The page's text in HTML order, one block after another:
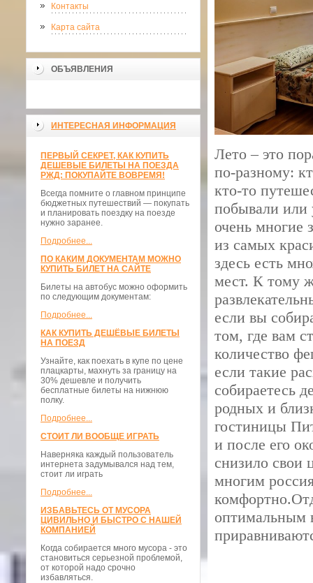
Контакты
Карта сайта
ОБЪЯВЛЕНИЯ
ИНТЕРЕСНАЯ ИНФОРМАЦИЯ
ПЕРВЫЙ СЕКРЕТ, КАК КУПИТЬ
ДЕШЕВЫЕ БИЛЕТЫ НА ПОЕЗДА
РЖД: ПОКУПАЙТЕ ВОВРЕМЯ!
Всегда помните о главном принципе
бюджетных путешествий — покупать
и планировать поездку на поезде
нужно заранее.
Подробнее...
ПО КАКИМ ДОКУМЕНТАМ МОЖНО
КУПИТЬ БИЛЕТ НА САЙТЕ
Билеты на автобус можно оформить
по следующим документам:
Подробнее...
КАК КУПИТЬ ДЕШЁВЫЕ БИЛЕТЫ
НА ПОЕЗД
Узнайте, как поехать в купе по цене
плацкарты, махнуть за границу на
30% дешевле и получить
бесплатные билеты на нижнюю
полку.
Подробнее...
СТОИТ ЛИ ВООБЩЕ ИГРАТЬ
Наверняка каждый пользователь
интернета задумывался над тем,
стоит ли играть
Подробнее...
ИЗБАВЬТЕСЬ ОТ МУСОРА
ЦИВИЛЬНО И БЫСТРО С НАШЕЙ
КОМПАНИЕЙ
Когда собирается много мусора - это
становиться серьезной проблемой,
от которой надо срочно
избавляться.
Лето – это
по-разному:
кто-то
побывали или
очень многие
из самых
здесь есть
мест. К тому
если вы
том, где вам
количество
если такие
собираетесь
родных и
гостиницы
и после его
снизило свои
многим
оптимальным